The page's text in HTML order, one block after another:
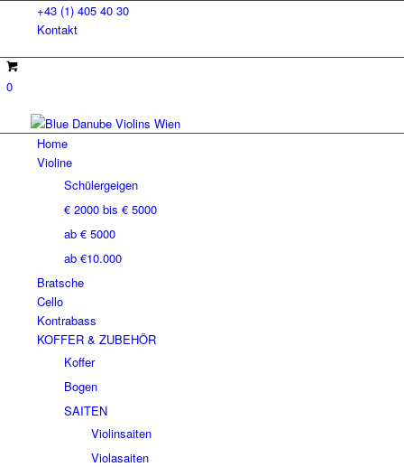
+43 (1) 405 40 30
Kontakt
0
Home
Violine
Schülergeigen
€ 2000 bis € 5000
ab € 5000
ab €10.000
Bratsche
Cello
Kontrabass
KOFFER & ZUBEHÖR
Koffer
Bogen
SAITEN
Violinsaiten
Violasaiten